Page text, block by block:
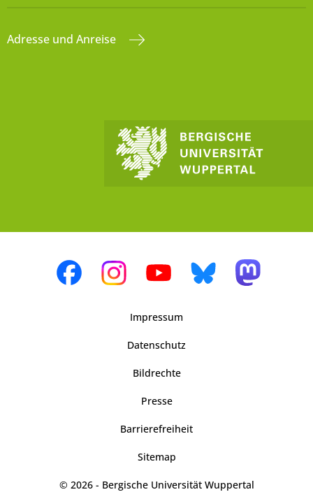
Adresse und Anreise
Impressum
Datenschutz
Bildrechte
Presse
Barrierefreiheit
Sitemap
© 2026 - Bergische Universität Wuppertal